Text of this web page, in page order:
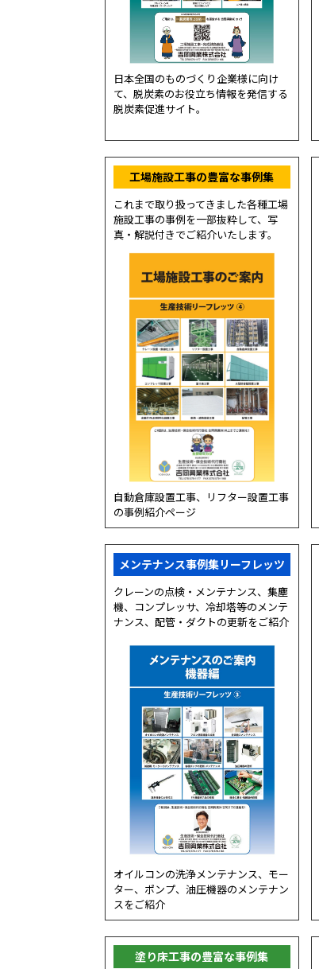
日本全国のものづくり企業様に向け
て、脱炭素のお役立ち情報を発信する
脱炭素促進サイト。
工場施設工事の豊富な事例集
これまで取り扱ってきました各種工場
施設工事の事例を一部抜粋して、写
真・解説付きでご紹介いたします。
自動倉庫設置工事、リフター設置工事
の事例紹介ページ
メンテナンス事例集リーフレッツ
クレーンの点検・メンテナンス、集塵
機、コンプレッサ、冷却塔等のメンテ
ナンス、配管・ダクトの更新をご紹介
オイルコンの洗浄メンテナンス、モー
ター、ポンプ、油圧機器のメンテナン
スをご紹介
塗り床工事の豊富な事例集